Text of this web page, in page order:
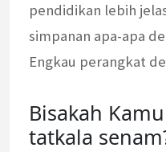
pendidikan lebih
simpanan apa-apa
Engkau perangkat
Bisakah
tatkala